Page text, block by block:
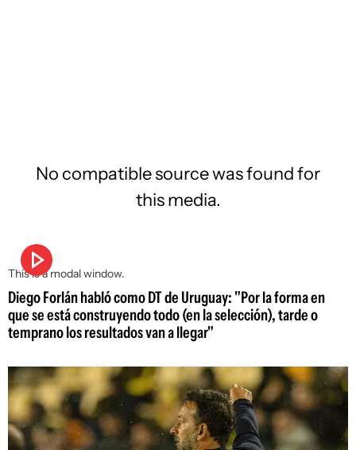
This is a modal window.
No compatible source was found for
this media.
Diego Forlán habló como DT de Uruguay: "Por la forma en
que se está construyendo todo (en la selección), tarde o
temprano los resultados van a llegar"